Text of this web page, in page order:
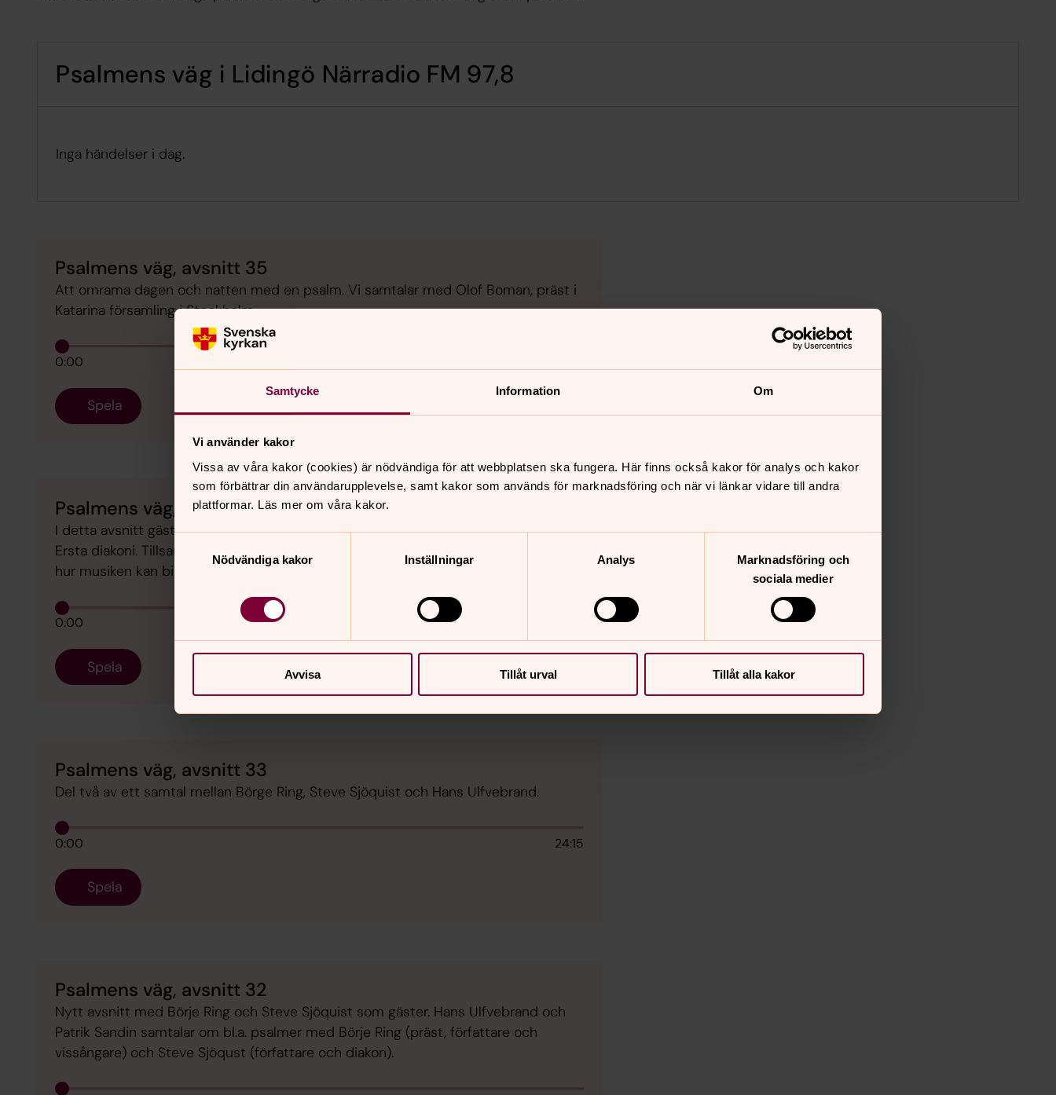
Samtycke Information Om
Vi använder kakor
Vissa av våra kakor (cookies) är nödvändiga för att webbplatsen ska fungera. Här finns också kakor för analys och kakor
som förbättrar din användarupplevelse, samt kakor som används för marknadsföring och när vi länkar vidare till andra
plattformar. Läs mer om våra kakor.
Nödvändiga kakor
Inställningar Analys
Marknadsföring och
sociala medier
Avvisa Tillåt urval Tillåt alla kakor
Psalmens väg i Lidingö Närradio FM 97,8
Inga händelser i dag.
Psalmens väg, avsnitt 35
Att omrama dagen och natten med en psalm. Vi samtalar med Olof Boman, präst i
Katarina församling i Stockholm.
0:00
Spela
Psalmens väg, avsnitt 34
I detta avsnitt gästas vi av Hanna Sandman, musiker inom vård och omsorg inom
Ersta diakoni. Tillsammans med Patrik Sandin och Hans Ulfvebrand samtalar de om
hur musiken kan bidra och vara ett verktyg inom vård och omsorg.
0:00
Spela
Psalmens väg, avsnitt 33
Del två av ett samtal mellan Börge Ring, Steve Sjöquist och Hans Ulfvebrand.
0:00 24:15
Spela
Psalmens väg, avsnitt 32
Nytt avsnitt med Börje Ring och Steve Sjöquist som gäster. Hans Ulfvebrand och
Patrik Sandin samtalar om bl.a. psalmer med Börje Ring (präst, författare och
vissångare) och Steve Sjöqust (författare och diakon).